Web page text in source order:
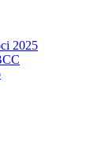
2025